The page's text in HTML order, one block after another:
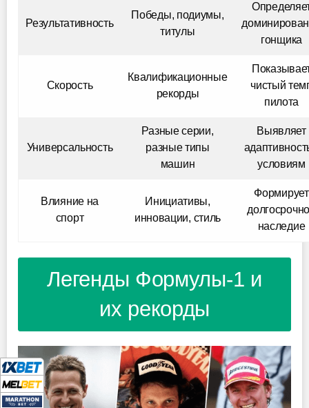
Результативность
Победы, подиумы,
титулы
гонщика
Скорость
Квалификационные
рекорды
чистый
пилота
Универсальность
Разные серии,
разные типы
машин
Выявляет
условиям
Влияние на
спорт
Инициативы,
инновации, стиль
Формирует
наследие
Легенды Формулы-1 и
их рекорды